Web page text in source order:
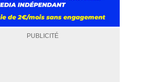
PUBLICITÉ